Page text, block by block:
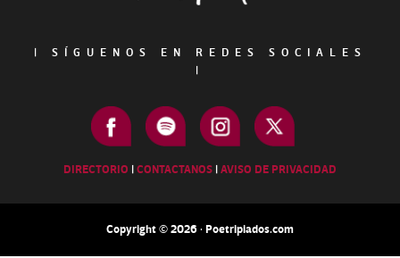
|
SÍGUENOS EN REDES SOCIALES
|
DIRECTORIO |CONTACTANOS |AVISO DE PRIVACIDAD
Copyright © 2026 · Poetripiados.com